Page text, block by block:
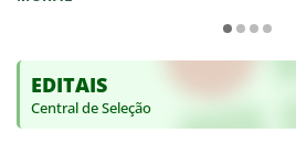
EDITAIS
Central de Seleção